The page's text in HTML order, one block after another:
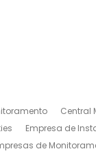
Central
Empresa de
de